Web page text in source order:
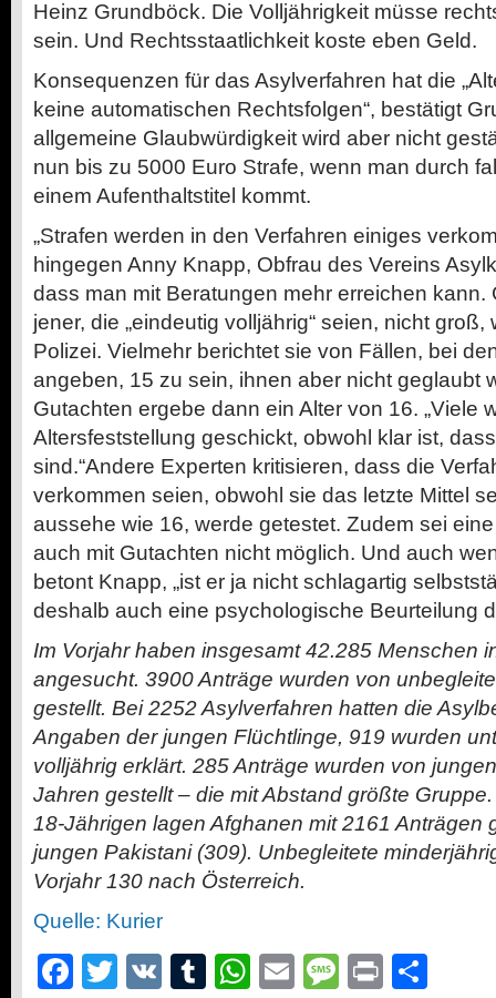
Heinz Grundböck. Die Volljährigkeit müsse
sein. Und Rechtsstaatlichkeit koste eben Geld.
Konsequenzen für das Asylverfahren hat die
keine automatischen Rechtsfolgen“, bestätigt
allgemeine Glaubwürdigkeit wird aber nicht
nun bis zu 5000 Euro Strafe, wenn man durch
einem Aufenthaltstitel kommt.
„Strafen werden in den Verfahren einiges
hingegen Anny Knapp, Obfrau des Vereins
dass man mit Beratungen mehr erreichen kann.
jener, die „eindeutig volljährig“ seien, nicht
Polizei. Vielmehr berichtet sie von Fällen, bei
angeben, 15 zu sein, ihnen aber nicht geglaubt
Gutachten ergebe dann ein Alter von 16. „Viele
Altersfeststellung geschickt, obwohl klar ist,
sind.“Andere Experten kritisieren, dass die
verkommen seien, obwohl sie das letzte Mittel
aussehe wie 16, werde getestet. Zudem sei
auch mit Gutachten nicht möglich. Und auch
betont Knapp, „ist er ja nicht schlagartig
deshalb auch eine psychologische Beurteilung
Im Vorjahr haben insgesamt 42.285 Menschen
angesucht. 3900 Anträge wurden von
gestellt. Bei 2252 Asylverfahren hatten die
Angaben der jungen Flüchtlinge, 919 wurden
volljährig erklärt. 285 Anträge wurden von
Jahren gestellt – die mit Abstand größte
18-Jährigen lagen Afghanen mit 2161 Anträgen
jungen Pakistani (309). Unbegleitete
Vorjahr 130 nach Österreich.
Quelle: Kurier
Facebook
Twitter
VK Tumblr
WhatsApp
EmailMessage
Print